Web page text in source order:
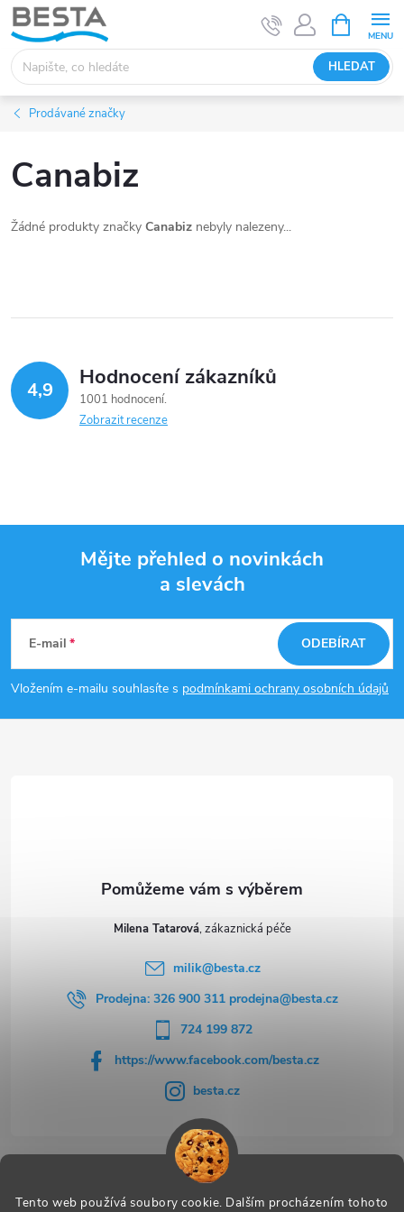
Tento web používá soubory cookie. Dalším procházením tohoto
Přejít
na
obsah
HLEDAT
NÁKUPNÍ
KOŠÍK
Prodávané značky
Canabiz
Žádné produkty značky Canabiz nebyly nalezeny...
4,9 Hodnocení zákazníků
1001 hodnocení
Zobrazit recenze
p
a
Mějte přehled o novinkách
a slevách
E-mail
Vložením e-mailu souhlasíte s podmínkami ochrany osobních údajů
ODEBÍRAT
Milena Tatarová
milik@besta.cz
Prodejna: 326 900 311 prodejna@besta.cz
724 199 872
https://www.facebook.com/besta.cz
besta.cz
Užitečné odkazy